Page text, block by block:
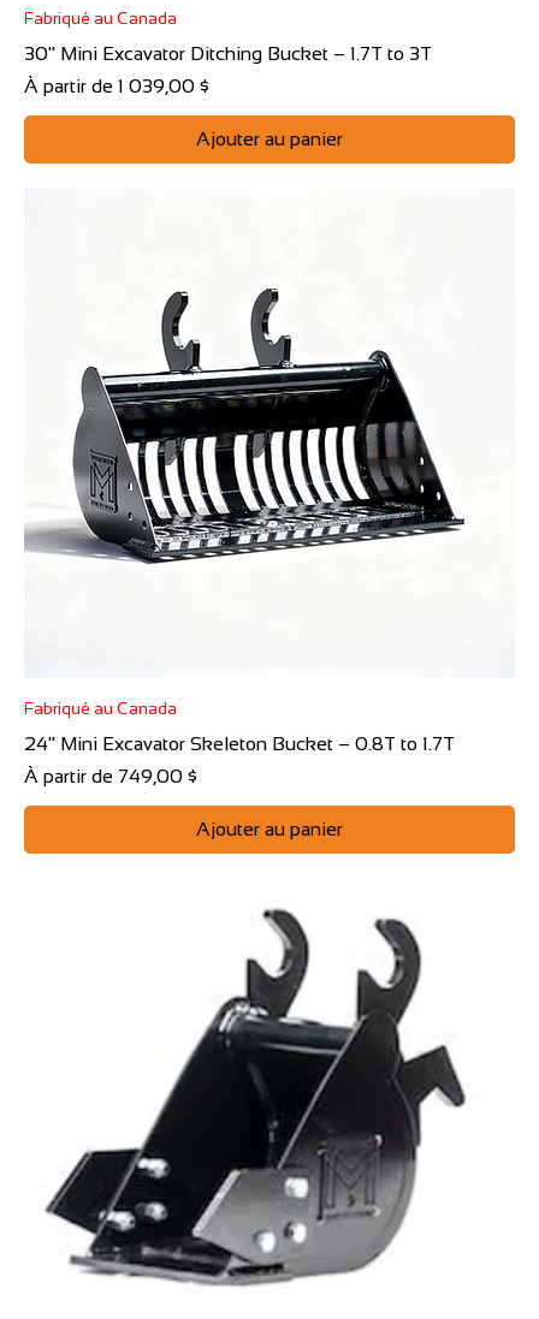
Fabriqué au Canada
30" Mini Excavator Ditching Bucket – 1.7T to 3T
À partir de 1 039,00 $
Prix promotionnel
Ajouter au panier
Fabriqué au Canada
24" Mini Excavator Skeleton Bucket – 0.8T to 1.7T
À partir de 749,00 $
Prix promotionnel
Ajouter au panier